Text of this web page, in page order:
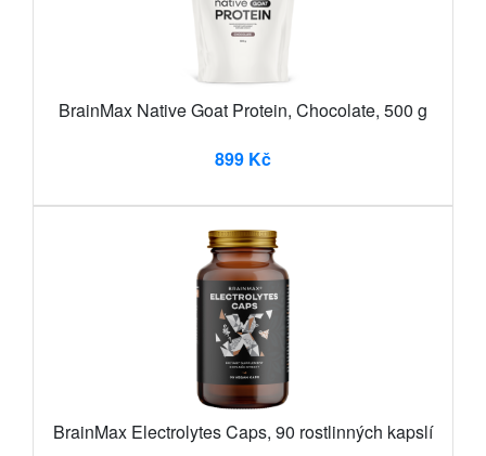
BrainMax Native Goat Protein, Chocolate, 500 g
899 Kč
BrainMax Electrolytes Caps, 90 rostlinných kapslí